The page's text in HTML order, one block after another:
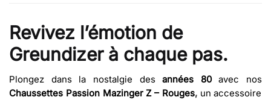
Revivez l’émotion de
Greundizer à chaque pas.
Plongez dans la nostalgie desannées 80avec nos
Chaussettes Passion Mazinger Z – Rouges, un accessoire